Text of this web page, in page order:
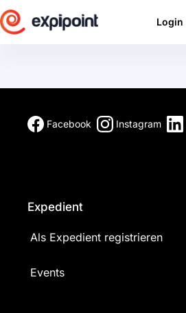
Login
Facebook Instagram
Expedient
Als Expedient registrieren
Events